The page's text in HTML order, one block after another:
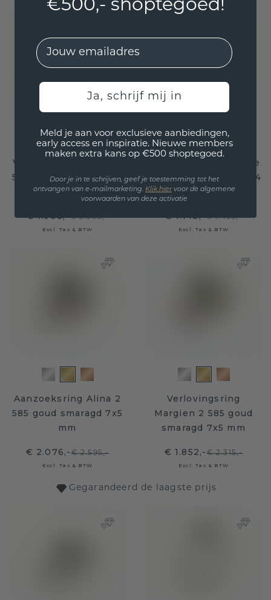
Verlovingsring Alina 1
585 goud smaragd 7x5
mm
€ 1.908,-€ 2.385,-
Excl. Tax & BTW
Verlovingsring Camille
1 585 goud smaragd 3.4
mm
€ 1.148,-€ 1.435,-
Excl. Tax & BTW
Aanzoeksring Alina 2
585 goud smaragd 7x5
mm
€ 2.076,-€ 2.595,-
Excl. Tax & BTW
Verlovingsring
Margien 2 585 goud
smaragd 7x5 mm
€ 1.852,-€ 2.315,-
Excl. Tax & BTW
Gegarandeerd de laagste prijs
€500,- shoptegoed!
EMail
Ja, schrijf mij in
Meld je aan voor exclusieve aanbiedingen,
early access en inspiratie. Nieuwe members
maken extra kans op €500 shoptegoed.
Door je in te schrijven, geef je toestemming tot het
ontvangen van e-mailmarketing. Klik hiervoor de algemene
voorwaarden van deze activatie